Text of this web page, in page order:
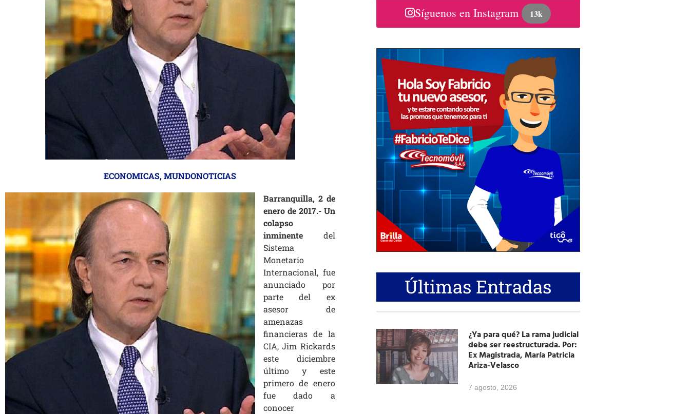
ECONOMICAS,MUNDONOTICIAS
Barranquilla, 2 de
enero de 2017.- Un
colapso
inminente del
Sistema
Monetario
Internacional, fue
anunciado por
parte del ex
asesor de
amenazas
financieras de la
CIA, Jim Rickards
este diciembre
último y este
primero de enero
fue dado a
conocer
Síguenos en Instagram 13k
Últimas Entradas
¿Ya para qué? La rama judicial
debe ser reestructurada. Por:
Ex Magistrada, María Patricia
Ariza-Velasco
7 agosto, 2026